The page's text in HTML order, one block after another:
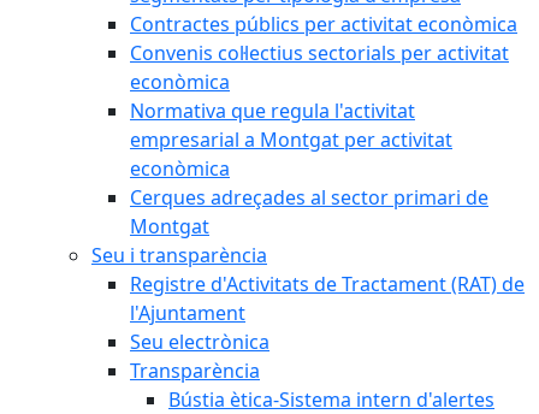
Contractes públics per activitat econòmica
Convenis col·lectius sectorials per activitat
econòmica
Normativa que regula l'activitat
empresarial a Montgat per activitat
econòmica
Cerques adreçades al sector primari de
Montgat
Seu i transparència
Registre d'Activitats de Tractament (RAT) de
l'Ajuntament
Seu electrònica
Transparència
Bústia ètica-Sistema intern d'alertes